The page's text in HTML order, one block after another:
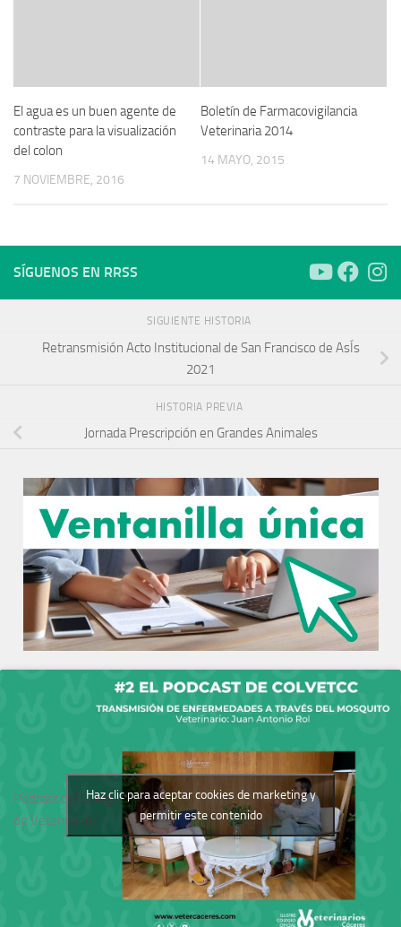
El agua es un buen agente de
contraste para la visualización
del colon
7 NOVIEMBRE, 2016
Boletín de Farmacovigilancia
Veterinaria 2014
14 MAYO, 2015
SÍGUENOS EN RRSS
SIGUIENTE HISTORIA
Retransmisión Acto Institucional de San Francisco de AsÍs
2021
HISTORIA PREVIA
Jornada Prescripción en Grandes Animales
Podcast del Colegio
de Veterinarios
Haz clic para aceptar cookies de marketing y
permitir este contenido